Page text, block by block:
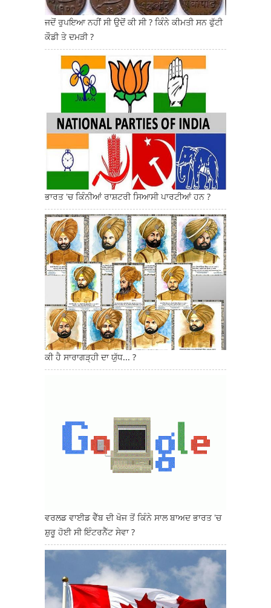
ਜਦੋਂ ਰੁਪਇਆ ਨਹੀਂ ਸੀ ਉਦੋਂ ਕੀ ਸੀ ? ਕਿੰਨੇ ਕੀਮਤੀ ਸਨ ਫੁੱਟੀ
ਕੌਡੀ ਤੇ ਦਮੜੀ ?
ਭਾਰਤ 'ਚ ਕਿੰਨੀਆਂ ਰਾਸ਼ਟਰੀ ਸਿਆਸੀ ਪਾਰਟੀਆਂ ਹਨ ?
ਕੀ ਹੈ ਸਾਰਾਗੜ੍ਹੀ ਦਾ ਯੁੱਧ... ?
ਵਰਲਡ ਵਾਈਡ ਵੈੱਬ ਦੀ ਖੋਜ ਤੋਂ ਕਿੰਨੇ ਸਾਲ ਬਾਅਦ ਭਾਰਤ 'ਚ
ਸ਼ੁਰੂ ਹੋਈ ਸੀ ਇੰਟਰਨੈੱਟ ਸੇਵਾ ?